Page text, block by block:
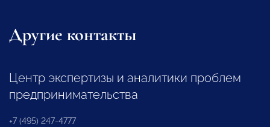
Другие контакты
Центр экспертизы и аналитики проблем
предпринимательства
+7 (495) 247-4777